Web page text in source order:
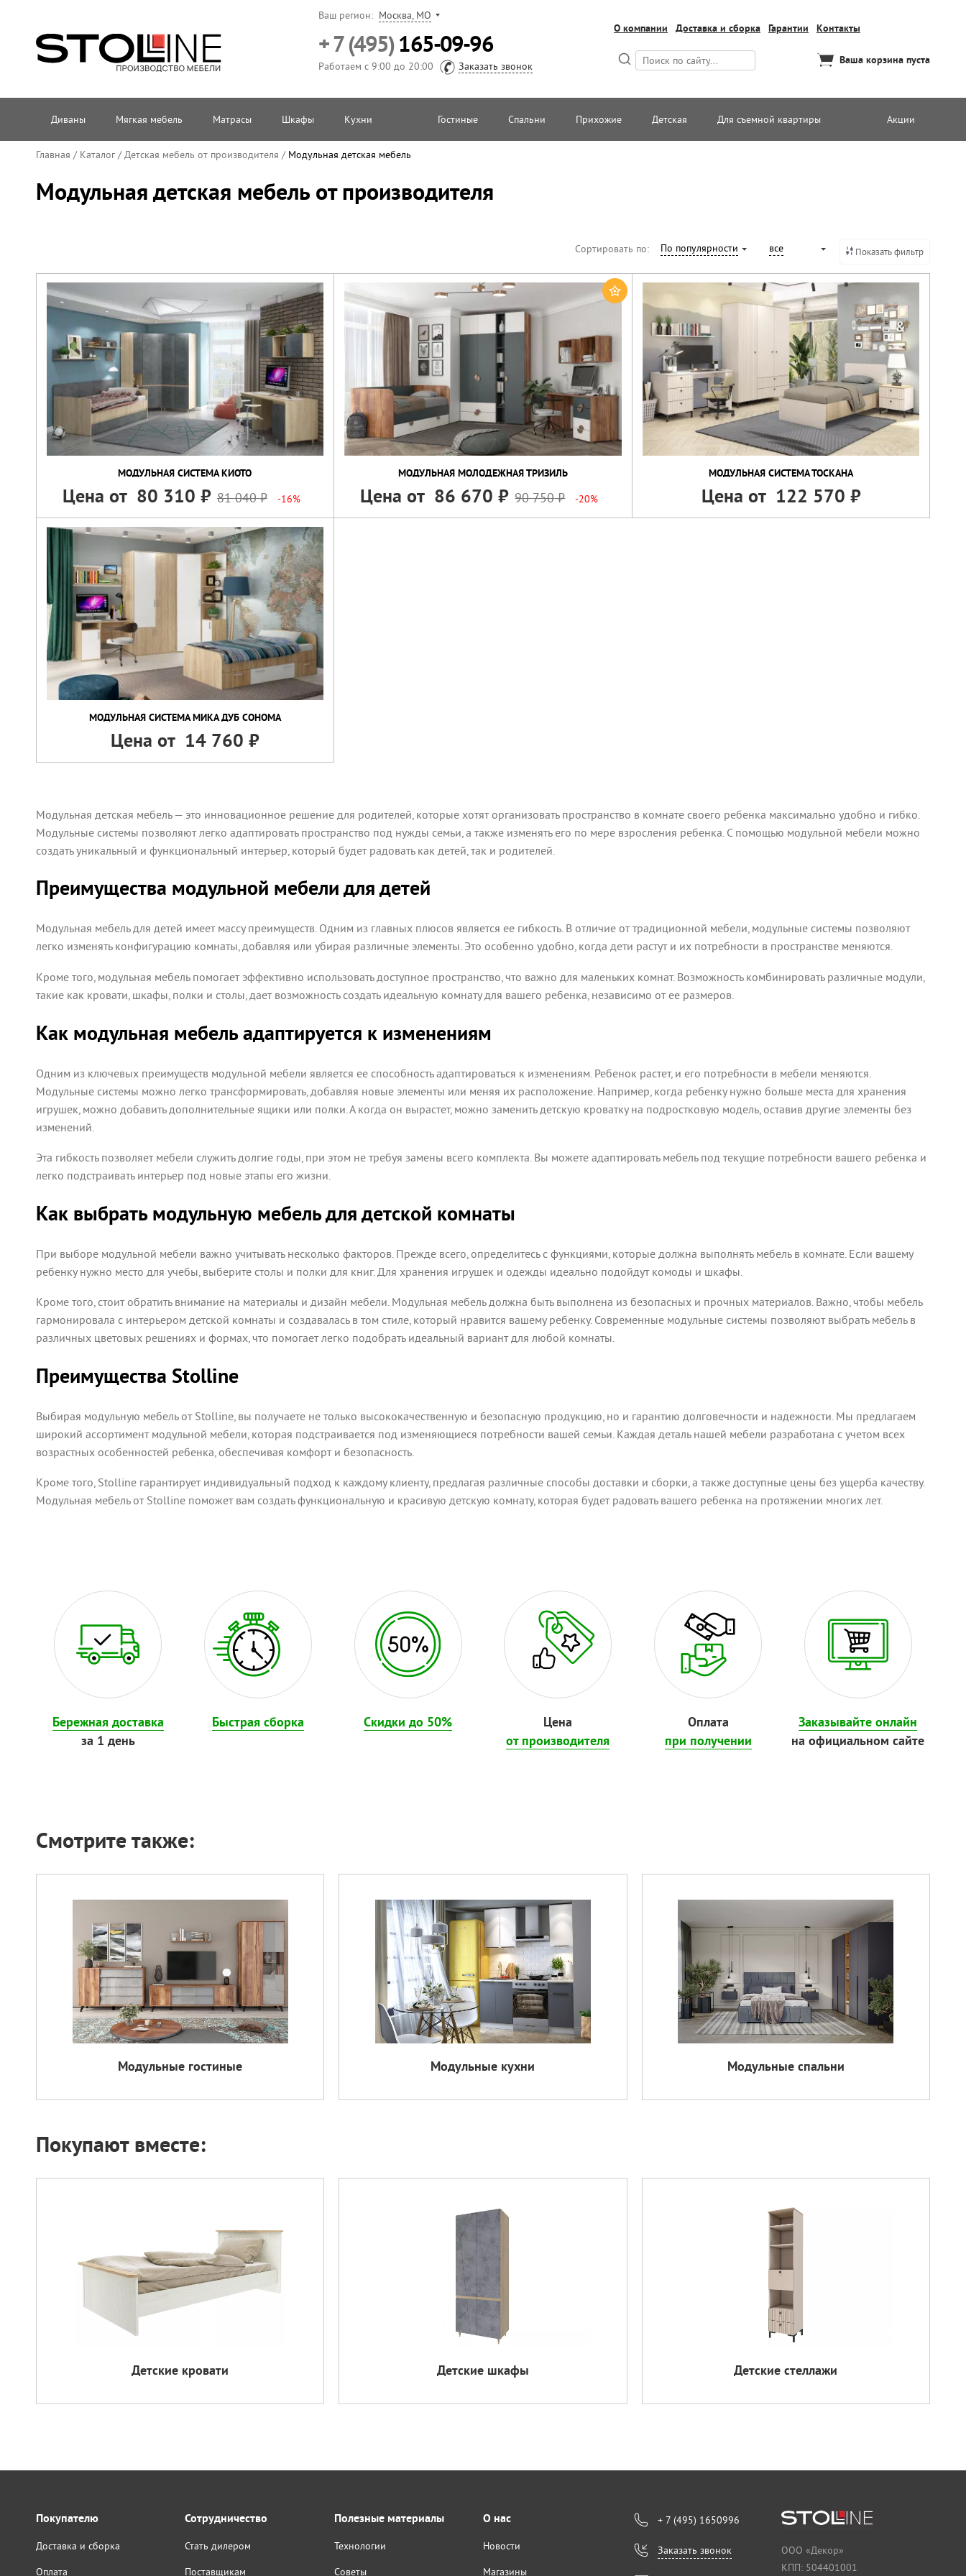
Ваш регион: Москва, МО
+ 7 (495)165-09-96
Работаем с 9:00 до 20:00 Заказать звонок
О компании Доставка и сборка Гарантии Контакты
Ваша корзина пуста
Диваны Мягкая мебель Матрасы Шкафы Кухни Гостиные Спальни Прихожие Детская Для съемной квартиры Акции
Главная / Каталог/Детская мебель от производителя / Модульная детская мебель
Модульная детская мебель от производителя
Сортировать по: По популярности все Показать фильтр
МОДУЛЬНАЯ СИСТЕМА КИОТО
Цена от 80 310 81 040 -16%
МОДУЛЬНАЯ МОЛОДЕЖНАЯ ТРИЗИЛЬ
Цена от 86 670 90 750 -20%
МОДУЛЬНАЯ СИСТЕМА ТОСКАНА
Цена от 122 570
МОДУЛЬНАЯ СИСТЕМА МИКА ДУБ СОНОМА
Цена от 14 760
Модульная детская мебель — это инновационное решение для родителей, которые хотят организовать пространство в комнате своего ребенка максимально удобно и гибко.
Модульные системы позволяют легко адаптировать пространство под нужды семьи, а также изменять его по мере взросления ребенка. С помощью модульной мебели можно
создать уникальный и функциональный интерьер, который будет радовать как детей, так и родителей.
Преимущества модульной мебели для детей
Модульная мебель для детей имеет массу преимуществ. Одним из главных плюсов является ее гибкость. В отличие от традиционной мебели, модульные системы позволяют
легко изменять конфигурацию комнаты, добавляя или убирая различные элементы. Это особенно удобно, когда дети растут и их потребности в пространстве меняются.
Кроме того, модульная мебель помогает эффективно использовать доступное пространство, что важно для маленьких комнат. Возможность комбинировать различные модули,
такие как кровати, шкафы, полки и столы, дает возможность создать идеальную комнату для вашего ребенка, независимо от ее размеров.
Как модульная мебель адаптируется к изменениям
Одним из ключевых преимуществ модульной мебели является ее способность адаптироваться к изменениям. Ребенок растет, и его потребности в мебели меняются.
Модульные системы можно легко трансформировать, добавляя новые элементы или меняя их расположение. Например, когда ребенку нужно больше места для хранения
игрушек, можно добавить дополнительные ящики или полки. А когда он вырастет, можно заменить детскую кроватку на подростковую модель, оставив другие элементы без
изменений.
Эта гибкость позволяет мебели служить долгие годы, при этом не требуя замены всего комплекта. Вы можете адаптировать мебель под текущие потребности вашего ребенка и
легко подстраивать интерьер под новые этапы его жизни.
Как выбрать модульную мебель для детской комнаты
При выборе модульной мебели важно учитывать несколько факторов. Прежде всего, определитесь с функциями, которые должна выполнять мебель в комнате. Если вашему
ребенку нужно место для учебы, выберите столы и полки для книг. Для хранения игрушек и одежды идеально подойдут комоды и шкафы.
Кроме того, стоит обратить внимание на материалы и дизайн мебели. Модульная мебель должна быть выполнена из безопасных и прочных материалов. Важно, чтобы мебель
гармонировала с интерьером детской комнаты и создавалась в том стиле, который нравится вашему ребенку. Современные модульные системы позволяют выбрать мебель в
различных цветовых решениях и формах, что помогает легко подобрать идеальный вариант для любой комнаты.
Преимущества Stolline
Выбирая модульную мебель от Stolline, вы получаете не только высококачественную и безопасную продукцию, но и гарантию долговечности и надежности. Мы предлагаем
широкий ассортимент модульной мебели, которая подстраивается под изменяющиеся потребности вашей семьи. Каждая деталь нашей мебели разработана с учетом всех
возрастных особенностей ребенка, обеспечивая комфорт и безопасность.
Кроме того, Stolline гарантирует индивидуальный подход к каждому клиенту, предлагая различные способы доставки и сборки, а также доступные цены без ущерба качеству.
Модульная мебель от Stolline поможет вам создать функциональную и красивую детскую комнату, которая будет радовать вашего ребенка на протяжении многих лет.
Бережная доставка
за 1 день
Быстрая сборка Скидки до 50%
Цена
от производителя
Оплата
при получении
Заказывайте онлайн
на официальном сайте
Смотрите также:
Модульные гостиные Модульные кухни Модульные спальни
Покупают вместе:
Детские кровати Детские шкафы Детские стеллажи
Покупателю
Доставка и сборка
Оплата
Сотрудничество
Стать дилером
Поставщикам
Полезные материалы
Технологии
Советы
О нас
Новости
Магазины
+ 7 (495) 1650996
Заказать звонок
ООО «Декор»
КПП: 504401001